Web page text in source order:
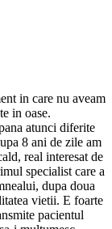
in care nu aveam
in oase.
atunci diferite
8 ani de zile am
real interesat de
specialist care a
dupa doua
vietii. E foarte
pacientul